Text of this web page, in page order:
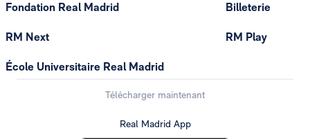
Fondation Real Madrid
RM Next
École Universitaire Real Madrid
Billeterie
RM Play
Télécharger maintenant
Real Madrid App